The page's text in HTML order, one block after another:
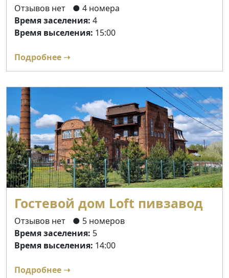
Отзывов нет
● 4 номера
Время заселения: 4
Время выселения: 15:00
Подробнее ➝
Гостевой дом Loft пивзавод
Отзывов нет
● 5 номеров
Время заселения: 5
Время выселения: 14:00
Подробнее ➝